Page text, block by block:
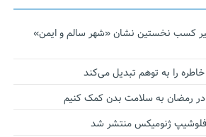
کسب نخستین نشان «شهر سالم و ایمن»
را به توهم تبدیل می‌کند
رمضان به سلامت بدن کمک کنیم
فلوشیپ ژنومیکس منتشر شد